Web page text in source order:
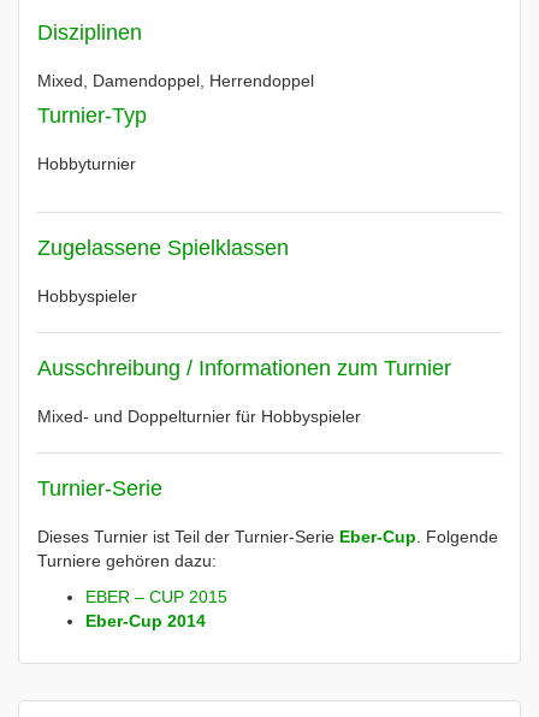
Disziplinen
Mixed, Damendoppel, Herrendoppel
Turnier-Typ
Hobbyturnier
Zugelassene Spielklassen
Hobbyspieler
Ausschreibung / Informationen zum Turnier
Mixed- und Doppelturnier für Hobbyspieler
Turnier-Serie
Dieses Turnier ist Teil der Turnier-Serie Eber-Cup . Folgende
Turniere gehören dazu:
EBER – CUP 2015
Eber-Cup 2014